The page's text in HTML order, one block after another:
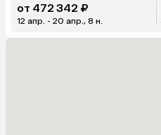
от 472 342 ₽
12 апр. - 20 апр., 8 н.